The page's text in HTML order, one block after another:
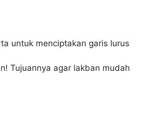
untuk menciptakan garis lurus
Tujuannya agar lakban mudah